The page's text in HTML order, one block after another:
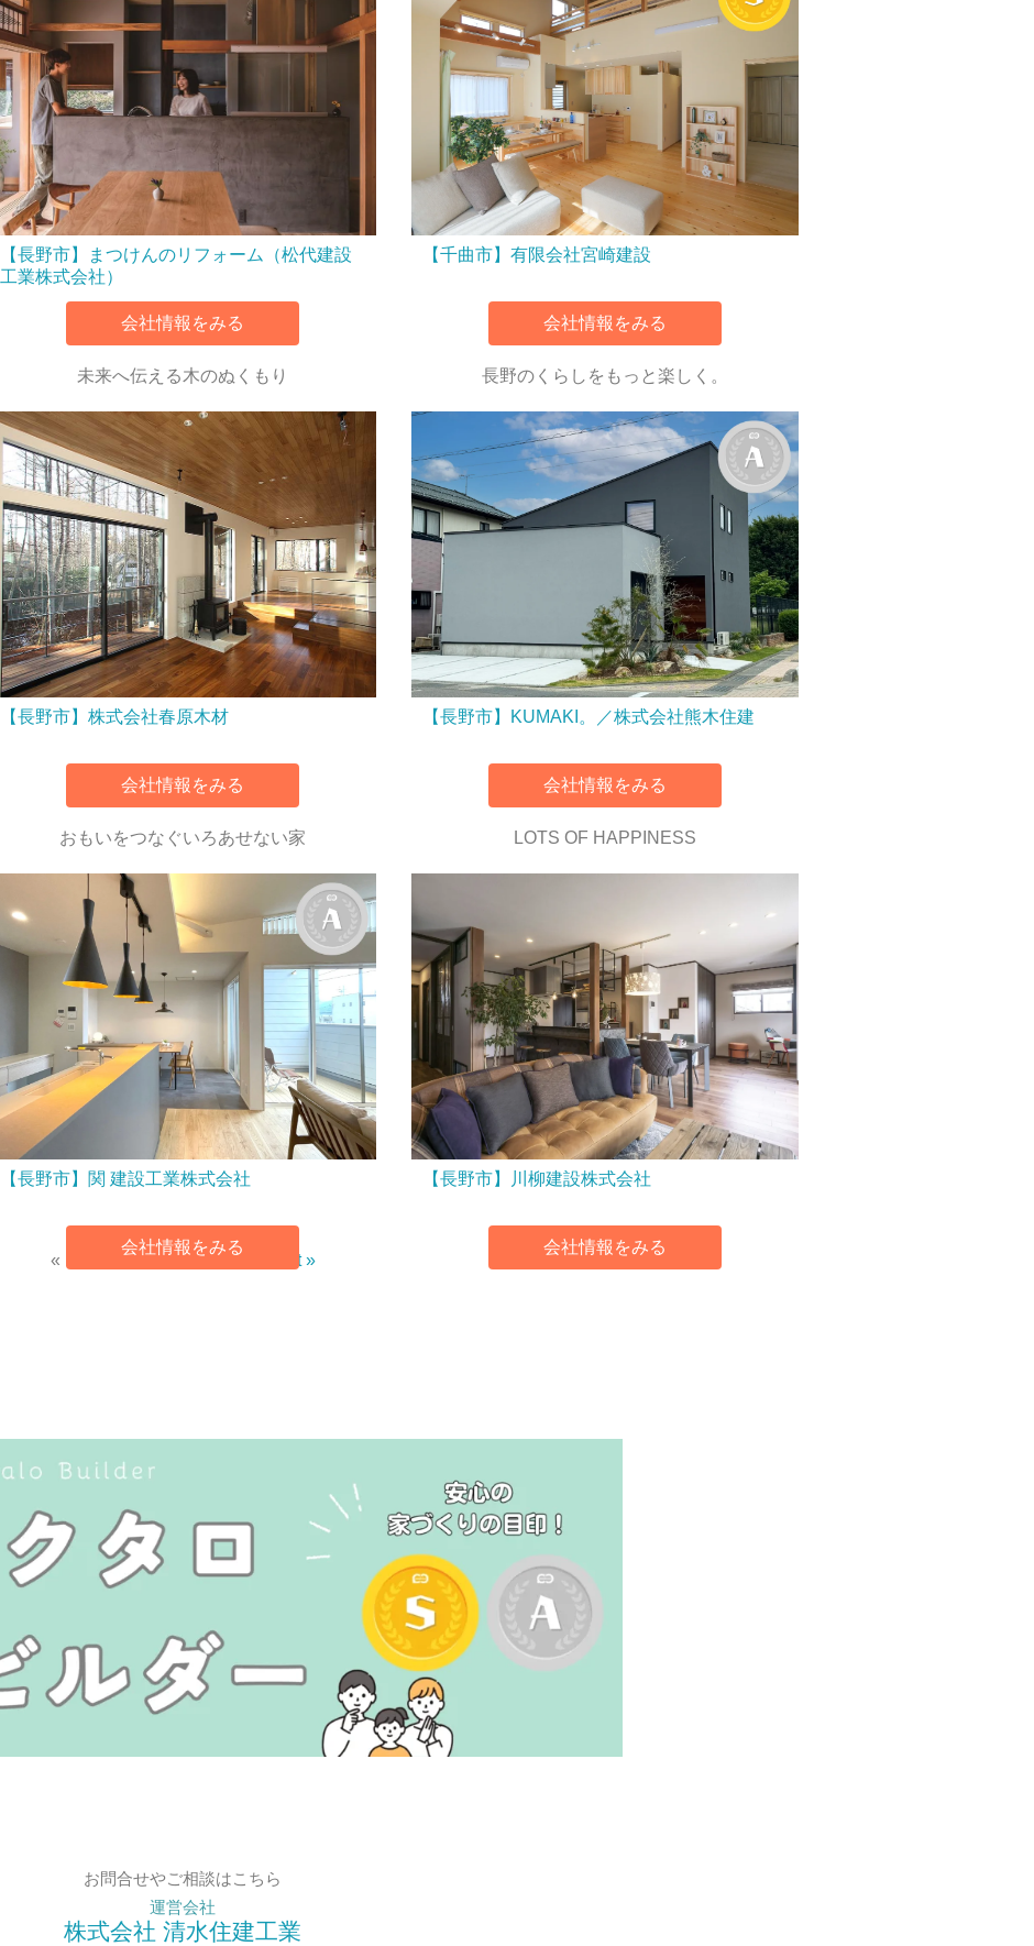
【長野市】まつけんのリフォーム（松代建設
工業株式会社）
会社情報をみる
【千曲市】有限会社宮崎建設
会社情報をみる
未来へ伝える木のぬくもり
【長野市】株式会社春原木材
会社情報をみる
長野のくらしをもっと楽しく。
【長野市】KUMAKI。／株式会社熊木住建
会社情報をみる
おもいをつなぐいろあせない家
【長野市】関 建設工業株式会社
会社情報をみる
LOTS OF HAPPINESS
【長野市】川柳建設株式会社
会社情報をみる
« Previous 1 2 3 Next »
お問合せやご相談はこちら
運営会社
株式会社 清水住建工業